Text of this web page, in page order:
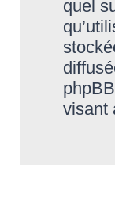
quel
visant